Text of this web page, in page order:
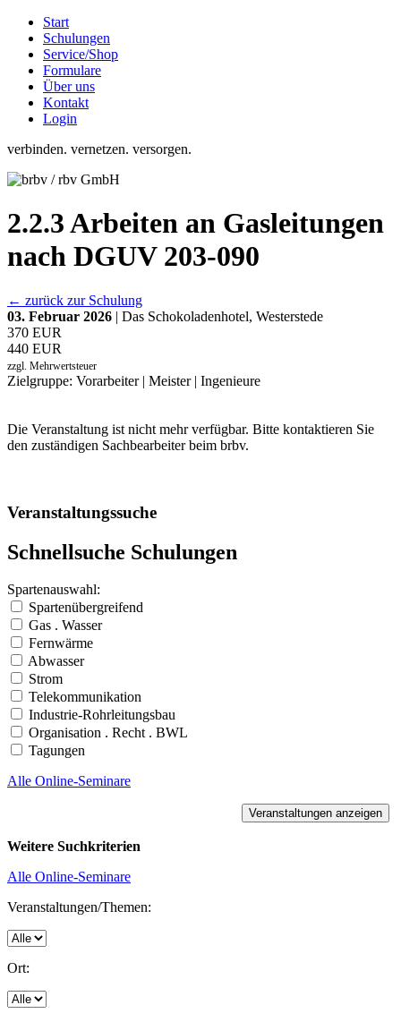
Start
Schulungen
Service/Shop
Formulare
Über uns
Kontakt
Login
verbinden. vernetzen. versorgen.
2.2.3 Arbeiten an Gasleitungen
nach DGUV 203-090
← zurück zur Schulung
03. Februar 2026 | Das Schokoladenhotel, Westerstede
370 EUR
440 EUR
zzgl. Mehrwertsteuer
Zielgruppe: Vorarbeiter | Meister | Ingenieure
Die Veranstaltung ist nicht mehr verfügbar. Bitte kontaktieren Sie
den zuständigen Sachbearbeiter beim brbv.
Veranstaltungssuche
Schnellsuche Schulungen
Spartenauswahl:
Spartenübergreifend
Gas . Wasser
Fernwärme
Abwasser
Strom
Telekommunikation
Industrie-Rohrleitungsbau
Organisation . Recht . BWL
Tagungen
Alle Online-Seminare
Weitere Suchkriterien
Alle Online-Seminare
Veranstaltungen/Themen:
Ort: